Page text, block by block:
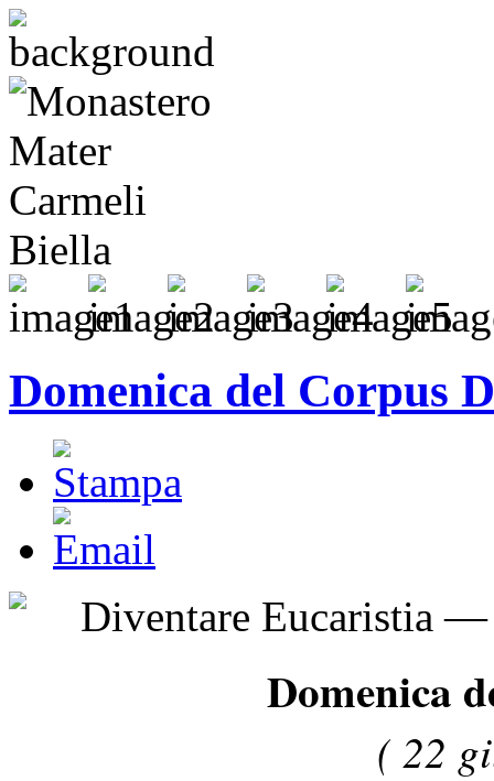
Domenica del Corpus
Domenica
( 22